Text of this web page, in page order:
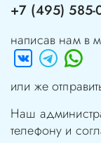
+7 (495) 585-
написав нам в
или же
Наш
телефону и